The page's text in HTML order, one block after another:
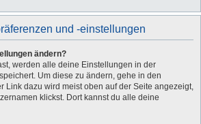
und -einstellungen
ändern?
werden alle deine Einstellungen in der
Um diese zu ändern, gehe in den
Link dazu wird meist oben auf der Seite angezeigt,
klickst. Dort kannst du alle deine